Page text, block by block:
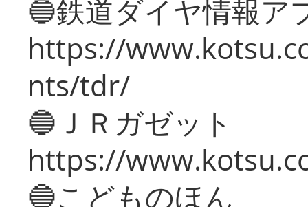
🔵鉄道ダイヤ情報ア
https://
nts/tdr/
🔵ＪＲガゼット
https://
🔵こどものほん